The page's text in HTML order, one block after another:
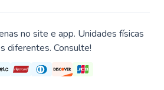
no site e app. Unidades físicas
diferentes. Consulte!